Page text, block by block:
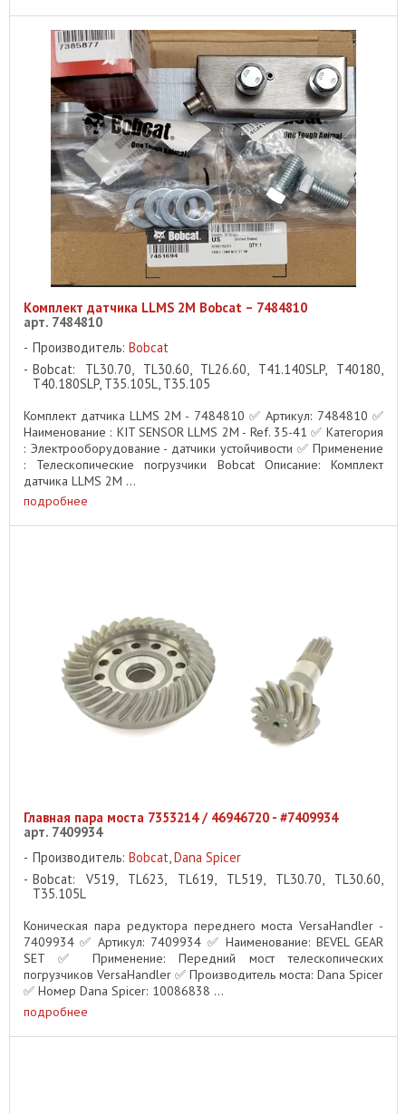
Комплект датчика LLMS 2M Bobcat – 7484810
арт. 7484810
Производитель: Bobcat
Bobcat: TL30.70, TL30.60, TL26.60, T41.140SLP, T40180,
T40.180SLP, T35.105L, T35.105
Комплект датчика LLMS 2M - 7484810 ✅ Артикул: 7484810 ✅
Наименование : KIT SENSOR LLMS 2M - Ref. 35-41 ✅ Категория
: Электрооборудование - датчики устойчивости ✅ Применение
: Телескопические погрузчики Bobcat Описание: Комплект
датчика LLMS 2M ...
подробнее
Главная пара моста 7353214 / 46946720 - #7409934
арт. 7409934
Производитель: Bobcat,Dana Spicer
Bobcat: V519, TL623, TL619, TL519, TL30.70, TL30.60,
T35.105L
Коническая пара редуктора переднего моста VersaHandler -
7409934 ✅ Артикул: 7409934 ✅ Наименование: BEVEL GEAR
SET ✅ Применение: Передний мост телескопических
погрузчиков VersaHandler ✅ Производитель моста: Dana Spicer
✅ Номер Dana Spicer: 10086838 ...
подробнее